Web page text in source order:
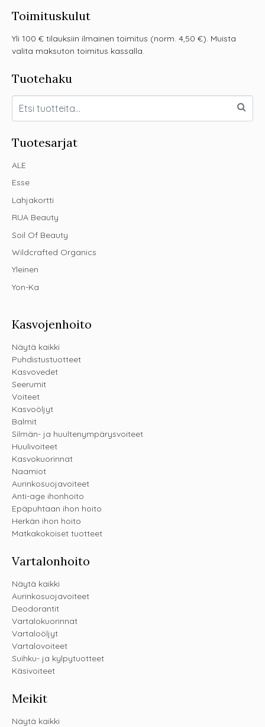
Toimituskulut
Yli 100 € tilauksiin ilmainen toimitus (norm. 4,50 €). Muista
valita maksuton toimitus kassalla.
Tuotehaku
Tuotesarjat
ALE
Esse
Lahjakortti
RUA Beauty
Soil Of Beauty
Wildcrafted Organics
Yleinen
Yon-Ka
Kasvojenhoito
Näytä kaikki
Puhdistustuotteet
Kasvovedet
Seerumit
Voiteet
Kasvoöljyt
Balmit
Silmän- ja huultenympärysvoiteet
Huulivoiteet
Kasvokuorinnat
Naamiot
Aurinkosuojavoiteet
Anti-age ihonhoito
Epäpuhtaan ihon hoito
Herkän ihon hoito
Matkakokoiset tuotteet
Vartalonhoito
Näytä kaikki
Aurinkosuojavoiteet
Deodorantit
Vartalokuorinnat
Vartaloöljyt
Vartalovoiteet
Suihku- ja kylpytuotteet
Käsivoiteet
Meikit
Näytä kaikki